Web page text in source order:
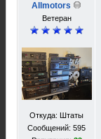
Allmotors
Ветеран
Откуда: Штаты
Сообщений: 595